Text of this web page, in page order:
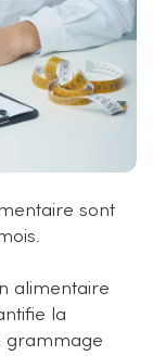
sont
alimentaire
la
grammage